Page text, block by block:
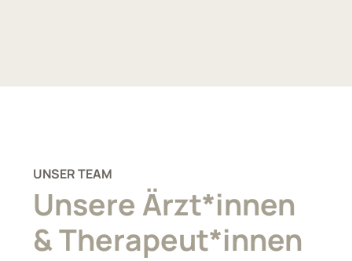
UNSER TEAM
Unsere Ärzt*innen
& Therapeut*innen